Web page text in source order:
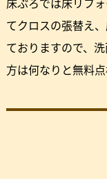
てクロスの張替え
ておりますので、
方は何なりと無料